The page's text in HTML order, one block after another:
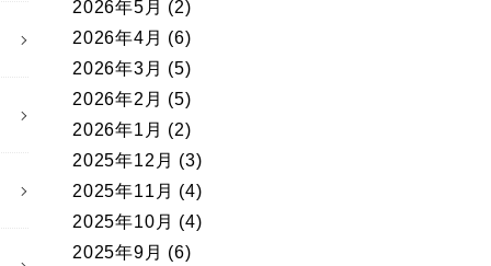
2026年5月 (2)
2026年4月 (6)
2026年3月 (5)
2026年2月 (5)
2026年1月 (2)
2025年12月 (3)
2025年11月 (4)
2025年10月 (4)
2025年9月 (6)